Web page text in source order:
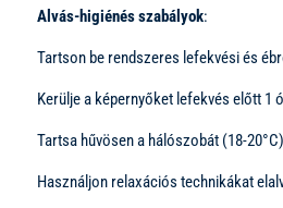
Alvás-higiénés szabályok:
Tartson be rendszeres lefekvési és
Kerülje a képernyőket lefekvés előtt 1
Tartsa hűvösen a hálószobát (18-20°C)
Használjon relaxációs technikákat